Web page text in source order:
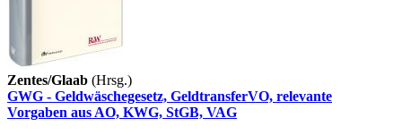
Zentes/Glaab (Hrsg.)
GWG - Geldwäschegesetz, GeldtransferVO, relevante
Vorgaben aus AO, KWG, StGB, VAG